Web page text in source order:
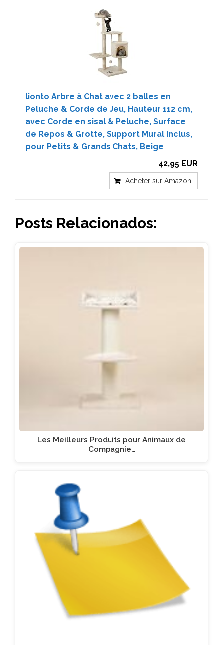
lionto Arbre à Chat avec 2 balles en
Peluche & Corde de Jeu, Hauteur 112 cm,
avec Corde en sisal & Peluche, Surface
de Repos & Grotte, Support Mural Inclus,
pour Petits & Grands Chats, Beige
42,95 EUR
Acheter sur Amazon
Posts Relacionados:
Les Meilleurs Produits pour Animaux de
Compagnie…